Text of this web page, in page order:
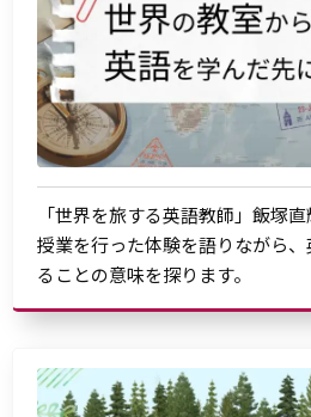
「世界を旅する英語教師」飯塚
授業を行った体験を語りながら
ることの意味を探ります。